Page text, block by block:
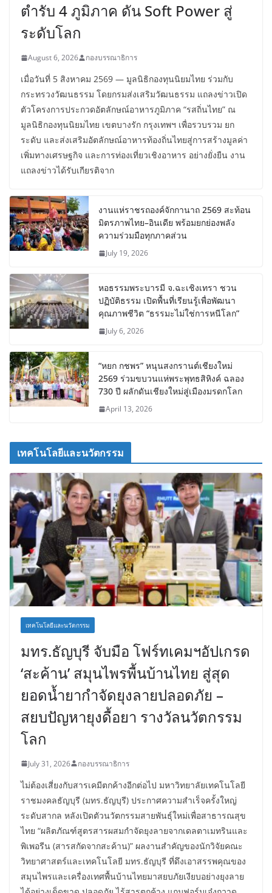
ตำรับ 4 ภูมิภาค ดัน Soft Power สู่
ระดับโลก
August 6, 2026 กองบรรณาธิการ
เมื่อวันที่ 5 สิงหาคม 2569 — มูลนิธิกองทุนนิยมไทย ร่วมกับ
กระทรวงวัฒนธรรม โดยกรมส่งเสริมวัฒนธรรม แถลงข่าวเปิด
ตัวโครงการประกวดอัตลักษณ์อาหารภูมิภาค “รสถิ่นไทย” ณ
มูลนิธิกองทุนนิยมไทย เขตบางรัก กรุงเทพฯ เพื่อรวบรวม ยก
ระดับ และส่งเสริมอัตลักษณ์อาหารท้องถิ่นไทยสู่การสร้างมูลค่า
เพิ่มทางเศรษฐกิจ และการท่องเที่ยวเชิงอาหาร อย่างยั่งยืน งาน
แถลงข่าวได้รับเกียรติจาก
งานแห่ราชรถองค์จักกานาถ 2569 สะท้อน
มิตรภาพไทย–อินเดีย พร้อมยกย่องพลัง
ความร่วมมือทุกภาคส่วน
July 19, 2026
หอธรรมพระบารมี จ.ฉะเชิงเทรา ชวน
ปฏิบัติธรรม เปิดพื้นที่เรียนรู้เพื่อพัฒนา
คุณภาพชีวิต “ธรรมะไม่ใช่การหนีโลก”
July 6, 2026
“หยก กชพร” หนุนสงกรานต์เชียงใหม่
2569 ร่วมขบวนแห่พระพุทธสิหิงค์ ฉลอง
730 ปี ผลักดันเชียงใหม่สู่เมืองมรดกโลก
April 13, 2026
เทคโนโลยีและนวัตกรรม
เทคโนโลยีและนวัตกรรม
มทร.ธัญบุรี จับมือ โฟร์ทเคมฯอัปเกรด
‘สะค้าน’ สมุนไพรพื้นบ้านไทย สู่สุด
ยอดน้ำยากำจัดยุงลายปลอดภัย –
สยบปัญหายุงดื้อยา รางวัลนวัตกรรม
โลก
July 31, 2026 กองบรรณาธิการ
ไม่ต้องเสี่ยงกับสารเคมีตกค้างอีกต่อไป มหาวิทยาลัยเทคโนโลยี
ราชมงคลธัญบุรี (มทร.ธัญบุรี) ประกาศความสำเร็จครั้งใหญ่
ระดับสากล หลังเปิดตัวนวัตกรรมสายพันธุ์ใหม่เพื่อสาธารณสุข
ไทย “ผลิตภัณฑ์สูตรสารผสมกำจัดยุงลายจากเดลตาเมทรินและ
พิเพอรีน (สารสกัดจากสะค้าน)” ผลงานสำคัญของนักวิจัยคณะ
วิทยาศาสตร์และเทคโนโลยี มทร.ธัญบุรี ที่ดึงเอาสรรพคุณของ
สมุนไพรและเครื่องเทศพื้นบ้านไทยมาสยบภัยเงียบอย่างยุงลาย